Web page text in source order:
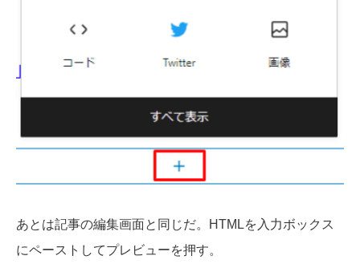
あとは記事の編集画面と同じだ。HTMLを入力ボックス
にペーストしてプレビューを押す。